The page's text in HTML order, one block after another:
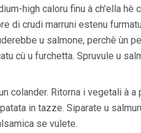
high caloru finu à ch'ella hè
di crudi marruni estenu
u salmone, perchè ùn
cù u furchetta. Spruvule u
colander. Ritorna i vegetali à a
in tazze. Siparate u
se vulete.